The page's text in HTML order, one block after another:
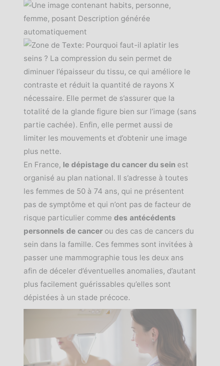
En France, le dépistage du cancer du sein est
organisé au plan national. Il s’adresse à toutes
les femmes de 50 à 74 ans, qui ne présentent
pas de symptôme et qui n’ont pas de facteur de
risque particulier comme des antécédents
personnels de cancer ou des cas de cancers du
sein dans la famille. Ces femmes sont invitées à
passer une mammographie tous les deux ans
afin de déceler d’éventuelles anomalies, d’autant
plus facilement guérissables qu’elles sont
dépistées à un stade précoce.